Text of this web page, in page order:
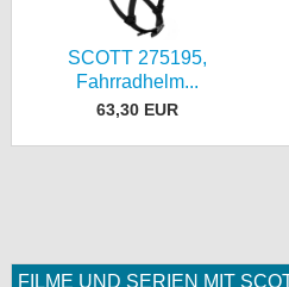
SCOTT 275195,
Fahrradhelm...
63,30 EUR
FILME UND SERIEN MIT